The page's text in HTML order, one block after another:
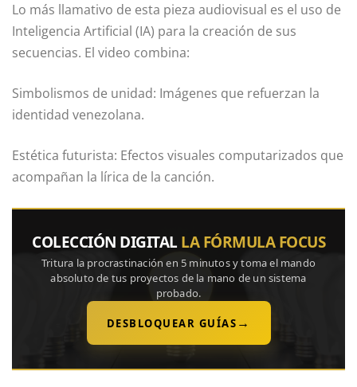
Lo más llamativo de esta pieza audiovisual es el uso de
Inteligencia Artificial (IA) para la creación de sus
secuencias. El video combina:
Simbolismos de unidad: Imágenes que refuerzan la
identidad venezolana.
Estética futurista: Efectos visuales computarizados que
acompañan la lírica de la canción.
COLECCIÓN DIGITAL LA FÓRMULA FOCUS
Tritura la procrastinación en 5 minutos y toma el mando
absoluto de tus proyectos de la mano de un sistema
probado.
DESBLOQUEAR GUÍAS →